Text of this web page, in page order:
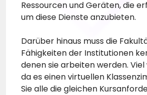
Ressourcen und Geräten, die
um diese Dienste anzubieten.
Darüber hinaus muss die
Fähigkeiten der Institutionen
denen sie arbeiten werden. Viel
da es einen virtuellen
Sie alle die gleichen